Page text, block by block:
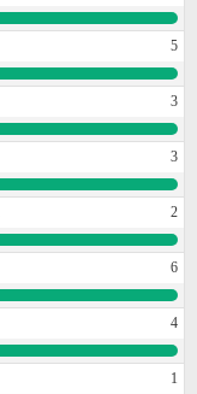
5
3
3
2
6
4
1